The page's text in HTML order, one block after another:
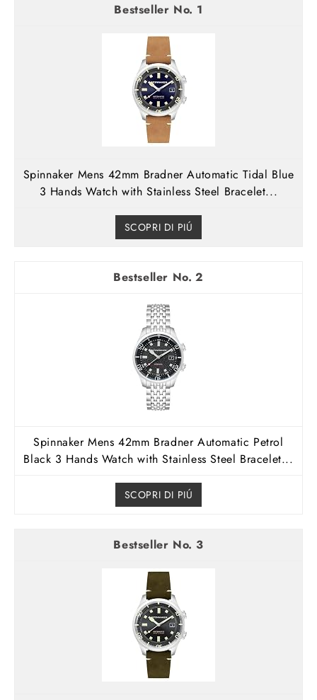
1
Spinnaker Mens 42mm Bradner Automatic Tidal Blue
3 Hands Watch with Stainless Steel Bracelet...
SCOPRI DI PIÚ
2
Spinnaker Mens 42mm Bradner Automatic Petrol
Black 3 Hands Watch with Stainless Steel Bracelet...
SCOPRI DI PIÚ
3